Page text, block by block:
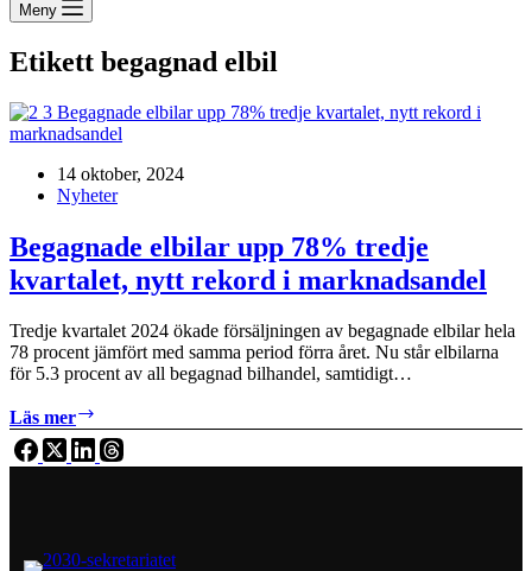
Meny
Etikett begagnad elbil
14 oktober, 2024
Nyheter
Begagnade elbilar upp 78% tredje
kvartalet, nytt rekord i marknadsandel
Tredje kvartalet 2024 ökade försäljningen av begagnade elbilar hela
78 procent jämfört med samma period förra året. Nu står elbilarna
för 5.3 procent av all begagnad bilhandel, samtidigt…
Läs mer
elbilar
upp
rekord